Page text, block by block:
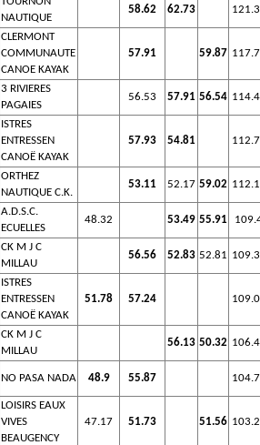
NAUTIQUE
58.62 62.73
CLERMONT
COMMUNAUTE
CANOE KAYAK
57.91 59.87
3 RIVIERES
PAGAIES
56.53 57.91 56.54
ISTRES
ENTRESSEN
CANOË KAYAK
57.93 54.81
ORTHEZ
NAUTIQUE C.K.
53.11 52.17 59.02
A.D.S.C.
ECUELLES
48.32 53.49 55.91
CK M J C
MILLAU
56.56 52.83 52.81
ISTRES
ENTRESSEN
CANOË KAYAK
51.78 57.24
CK M J C
MILLAU
56.13 50.32
NO PASA NADA 48.9 55.87
LOISIRS EAUX
VIVES
BEAUGENCY
47.17 51.73 51.56